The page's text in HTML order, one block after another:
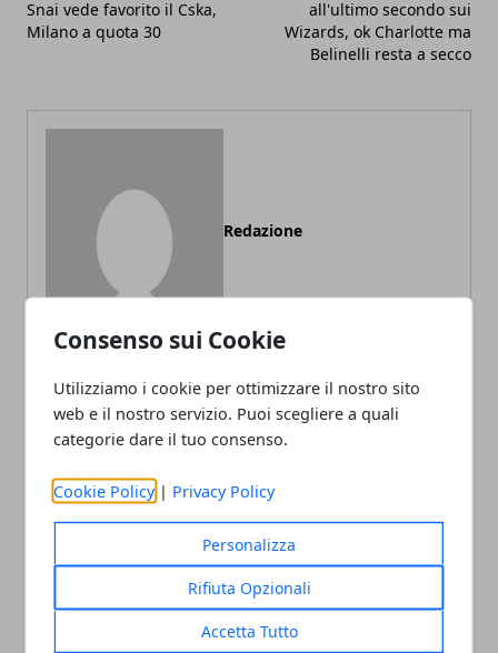
Consenso sui Cookie
Utilizziamo i cookie per ottimizzare il nostro sito
web e il nostro servizio. Puoi scegliere a quali
categorie dare il tuo consenso.
Cookie Policy | Privacy Policy
Personalizza
Rifiuta Opzionali
Accetta Tutto
Snai vede favorito il Cska,
Milano a quota 30
all'ultimo secondo sui
Wizards, ok Charlotte ma
Belinelli resta a secco
Redazione
ARTICOLI CORRELATI